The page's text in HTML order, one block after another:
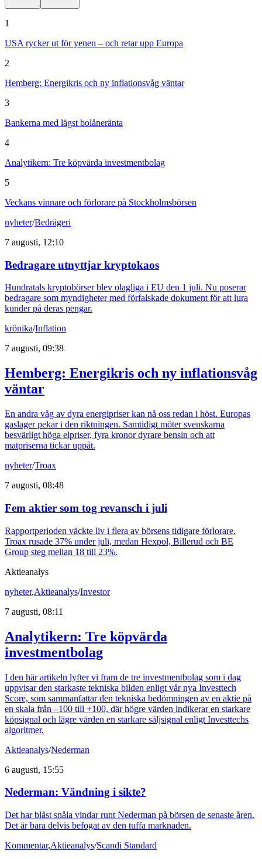
1
USA rycker ut för yenen – och retar upp Europa
2
Hemberg: Energikris och ny inflationsvåg väntar
3
Bankerna med lägst bolåneränta
4
Analytikern: Tre köpvärda investmentbolag
5
Veckans vinnare och förlorare på Stockholmsbörsen
nyheter/Bedrägeri
7 augusti, 12:10
Bedragare utnyttjar kryptokaos
Hundratals kryptobörser blev olagliga i EU den 1 juli. Nu poserar
bedragare som myndigheter med förfalskade dokument för att lura
kunder på deras pengar.
krönika/Inflation
7 augusti, 09:38
Hemberg: Energikris och ny inflationsvåg
väntar
En andra våg av dyra energipriser kan nå oss redan i höst. Europas
gaslager pekar i den riktningen. Samtidigt möter svenskarna
besvärligt höga elpriser, fyra kronor dyrare bensin och att
matpriserna tickar uppåt.
nyheter/Troax
7 augusti, 08:48
Fem aktier som tog revansch i juli
Rapportperioden väckte liv i flera av börsens tidigare förlorare.
Troax rusade 37% under juli, medan Hexpol, Billerud och BE
Group steg mellan 18 till 23%.
Aktieanalys
nyheter,Aktieanalys/Investor
7 augusti, 08:11
Analytikern: Tre köpvärda
investmentbolag
I den här artikeln lyfter vi fram de tre investmentbolag som i dag
uppvisar den starkaste tekniska bilden enligt vår nya Investtech
Score, som sammanfattar den tekniska bedömningen av en aktie på
en skala från –100 till +100, där högre värden indikerar en starkare
köpsignal och lägre värden en starkare säljsignal enligt Investtechs
algoritmer.
Aktieanalys/Nederman
6 augusti, 15:55
Nederman: Vändning i sikte?
Det har blåst snåla vindar runt Nederman på börsen de senaste åren.
Det är bara delvis befogat av den tuffa marknaden.
Kommentar,Aktieanalys/Scandi Standard